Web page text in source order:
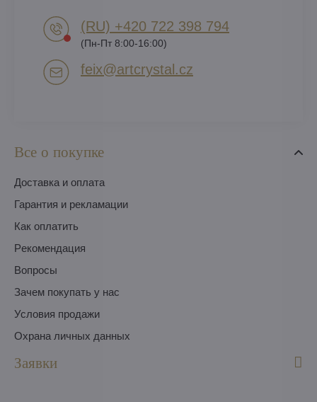
Все о покупке
Доставка и оплата
Гарантия и рекламации
Как оплатить
Pекомендация
Вопросы
Зачем покупать у нас
Условия продажи
Охрана личных данных
Заявки
(RU) +420 722 398 794​
(Пн-Пт 8:00-16:00)
feix​@artcrystal​.cz